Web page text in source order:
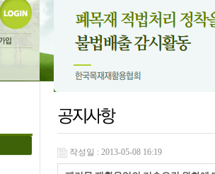
작성일 : 2013-05-08 16:19